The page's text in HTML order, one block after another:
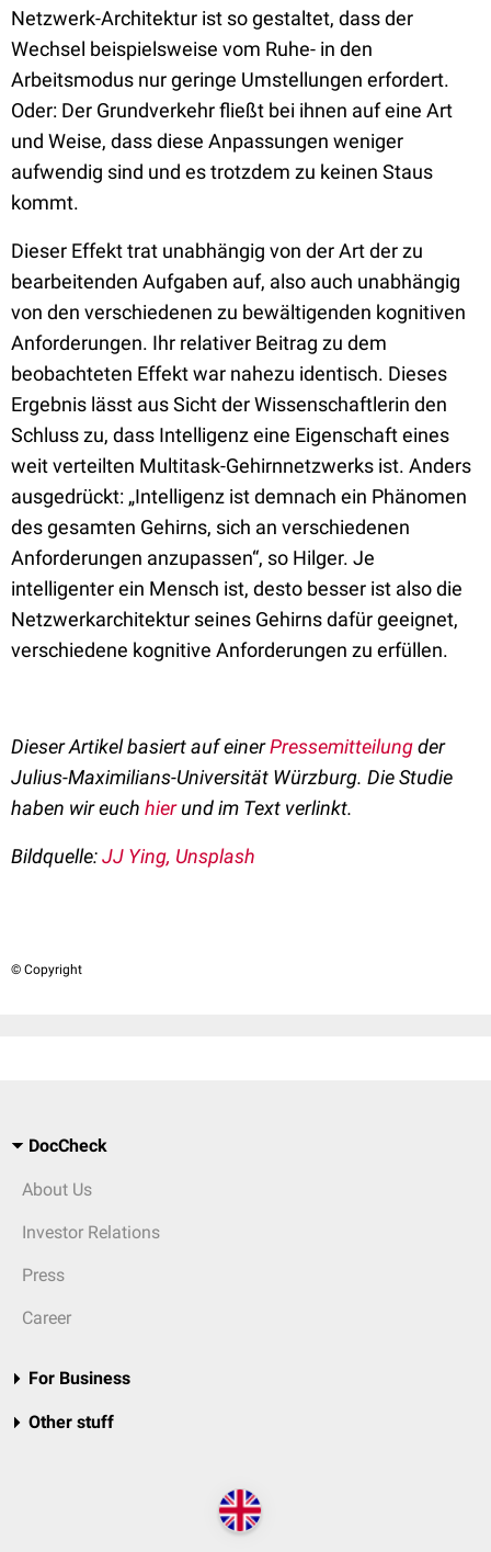
Netzwerk-Architektur ist so gestaltet, dass der
Wechsel beispielsweise vom Ruhe- in den
Arbeitsmodus nur geringe Umstellungen erfordert.
Oder: Der Grundverkehr fließt bei ihnen auf eine Art
und Weise, dass diese Anpassungen weniger
aufwendig sind und es trotzdem zu keinen Staus
kommt.
Dieser Effekt trat unabhängig von der Art der zu
bearbeitenden Aufgaben auf, also auch unabhängig
von den verschiedenen zu bewältigenden kognitiven
Anforderungen. Ihr relativer Beitrag zu dem
beobachteten Effekt war nahezu identisch. Dieses
Ergebnis lässt aus Sicht der Wissenschaftlerin den
Schluss zu, dass Intelligenz eine Eigenschaft eines
weit verteilten Multitask-Gehirnnetzwerks ist. Anders
ausgedrückt: „Intelligenz ist demnach ein Phänomen
des gesamten Gehirns, sich an verschiedenen
Anforderungen anzupassen“, so Hilger. Je
intelligenter ein Mensch ist, desto besser ist also die
Netzwerkarchitektur seines Gehirns dafür geeignet,
verschiedene kognitive Anforderungen zu erfüllen.
Dieser Artikel basiert auf einerPressemitteilungder
Julius-Maximilians-Universität Würzburg. Die Studie
haben wir euch hierund im Text verlinkt.
Bildquelle:JJ Ying, Unsplash
© Copyright
DocCheck
About Us
Investor Relations
Press
Career
For Business
Other stuff